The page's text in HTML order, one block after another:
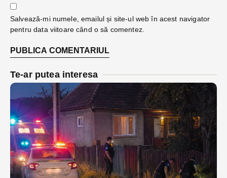
Salvează-mi numele, emailul și site-ul web în acest navigator
pentru data viitoare când o să comentez.
Te-ar putea interesa